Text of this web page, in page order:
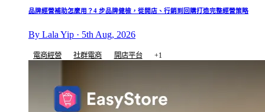
品牌經營補助怎麼用？4 步品牌健檢，從開店、行銷到回購打造完整經營策略
By Lala Yip · 5th Aug, 2026
電商經營 社群電商 開店平台 +1